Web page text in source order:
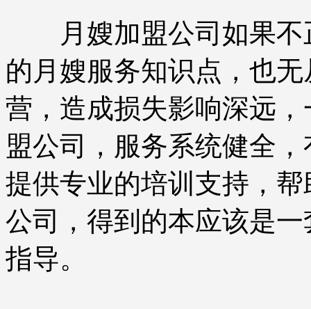
月嫂加盟公司如果不
的月嫂服务知识点，也
营，造成损失影响深远
盟公司，服务系统健全
提供专业的培训支持，
公司，得到的本应该是
指导。